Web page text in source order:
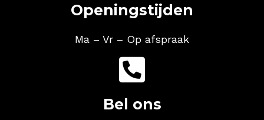
Openingstijden
Ma – Vr – Op afspraak

Bel ons